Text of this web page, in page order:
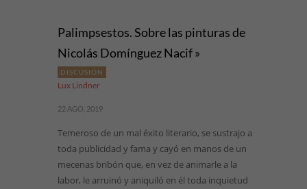
Palimpsestos. Sobre las pinturas de
Nicolás Domínguez Nacif »
DISCUSIÓN
Lux Lindner
22 AGO, 2019
Temeroso de un mal éxito literario, se sustrajo a
toda publicidad y fama y cayó en manos de un
mecenas bribón que, en vez de animarle a la
labor, le arruinó y aniquiló en él toda inquietud